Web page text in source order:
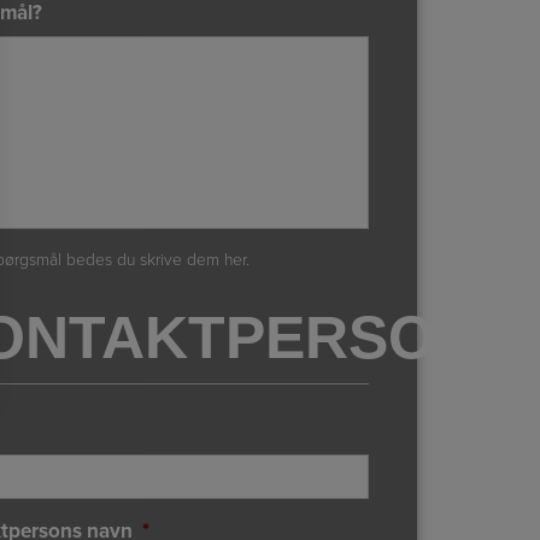
bedes du skrive dem her.
navn *